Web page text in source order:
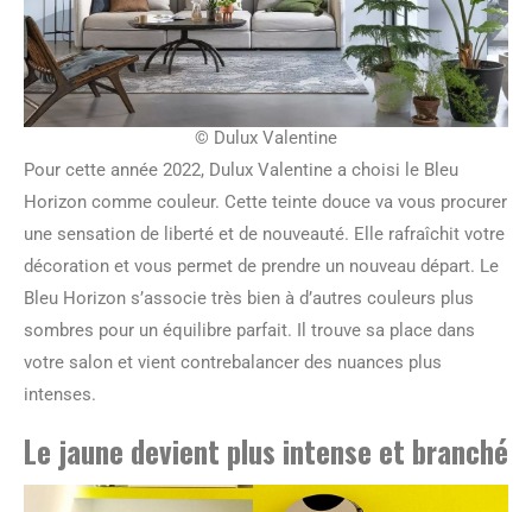
© Dulux Valentine
Pour cette année 2022, Dulux Valentine a choisi le Bleu
Horizon comme couleur. Cette teinte douce va vous procurer
une sensation de liberté et de nouveauté. Elle rafraîchit votre
décoration et vous permet de prendre un nouveau départ. Le
Bleu Horizon s’associe très bien à d’autres couleurs plus
sombres pour un équilibre parfait. Il trouve sa place dans
votre salon et vient contrebalancer des nuances plus
intenses.
Le jaune devient plus intense et branché